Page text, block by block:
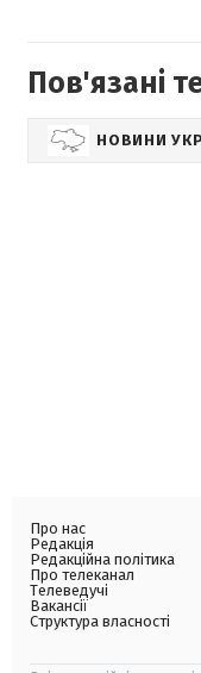
Пов'язані
НОВИНИ
Про нас
Редакція
Редакційна політика
Про телеканал
Телеведучі
Вакансії
Структура власності